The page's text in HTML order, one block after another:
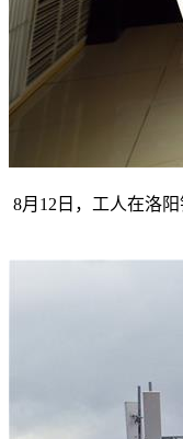
8月12日，工人在洛